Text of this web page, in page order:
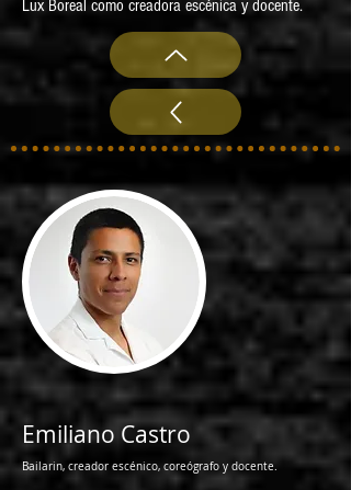
Lux Boreal como creadora escénica y docente.
Emiliano Castro
Bailarin, creador escénico, coreógrafo y docente.